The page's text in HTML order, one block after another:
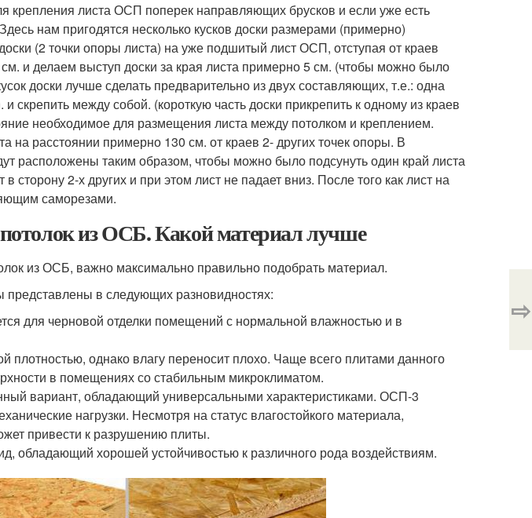
крепления листа ОСП поперек направляющих брусков и если уже есть
нам пригодятся несколько кусков доски размерами (примерно)
(2 точки опоры листа) на уже подшитый лист ОСП, отступая от краев
и делаем выступ доски за края листа примерно 5 см. (чтобы можно было
доски лучше сделать предварительно из двух составляющих, т.е.: одна
скрепить между собой. (короткую часть доски прикрепить к одному из краев
необходимое для размещения листа между потолком и креплением.
на расстоянии примерно 130 см. от краев 2- других точек опоры. В
расположены таким образом, чтобы можно было подсунуть один край листа
сторону 2-х других и при этом лист не падает вниз. После того как лист на
саморезами.
из ОСБ. Какой материал лучше
из ОСБ, важно максимально правильно подобрать материал.
в следующих разновидностях:
для черновой отделки помещений с нормальной влажностью и в
плотностью, однако влагу переносит плохо. Чаще всего плитами данного
в помещениях со стабильным микроклиматом.
вариант, обладающий универсальными характеристиками. ОСП-3
нагрузки. Несмотря на статус влагостойкого материала,
привести к разрушению плиты.
обладающий хорошей устойчивостью к различного рода воздействиям.
⇨